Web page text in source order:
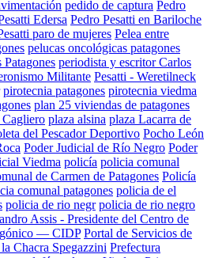
pedido de captura Pedro
Edersa Pedro Pesatti en Bariloche
paro de mujeres Pelea entre
pelucas oncológicas patagones
Patagones periodista y escritor Carlos
Militante Pesatti - Weretilneck
pirotecnia patagones pirotecnia viedma
plan 25 viviendas de patagones
Cagliero plaza alsina plaza Lacarra de
del Pescador Deportivo Pocho León
Poder Judicial de Río Negro Poder
Viedma policía policia comunal
de Carmen de Patagones Policía
comunal patagones policia de el
policia de rio negr policia de rio negro
Assis - Presidente del Centro de
— CIDP Portal de Servicios de
Chacra Spegazzini Prefectura